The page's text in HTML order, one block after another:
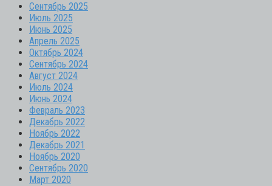
Сентябрь 2025
Июль 2025
Июнь 2025
Апрель 2025
Октябрь 2024
Сентябрь 2024
Август 2024
Июль 2024
Июнь 2024
Февраль 2023
Декабрь 2022
Ноябрь 2022
Декабрь 2021
Ноябрь 2020
Сентябрь 2020
Март 2020